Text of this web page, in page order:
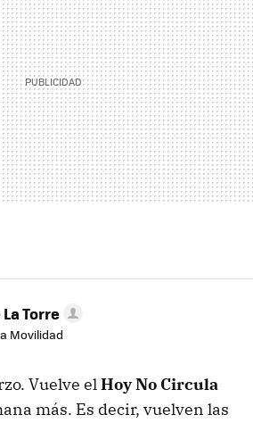
Torre
Movilidad
Vuelve elHoy No Circula
más. Es decir, vuelven las